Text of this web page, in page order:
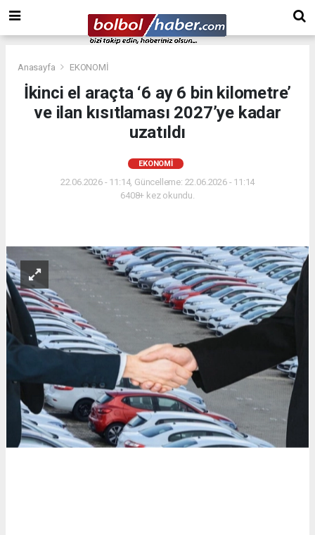
Anasayfa EKONOMİ
İkinci el araçta ‘6 ay 6 bin kilometre’
ve ilan kısıtlaması 2027’ye kadar
uzatıldı
EKONOMİ
22.06.2026 - 11:14, Güncelleme: 22.06.2026 - 11:14
6408+ kez okundu.